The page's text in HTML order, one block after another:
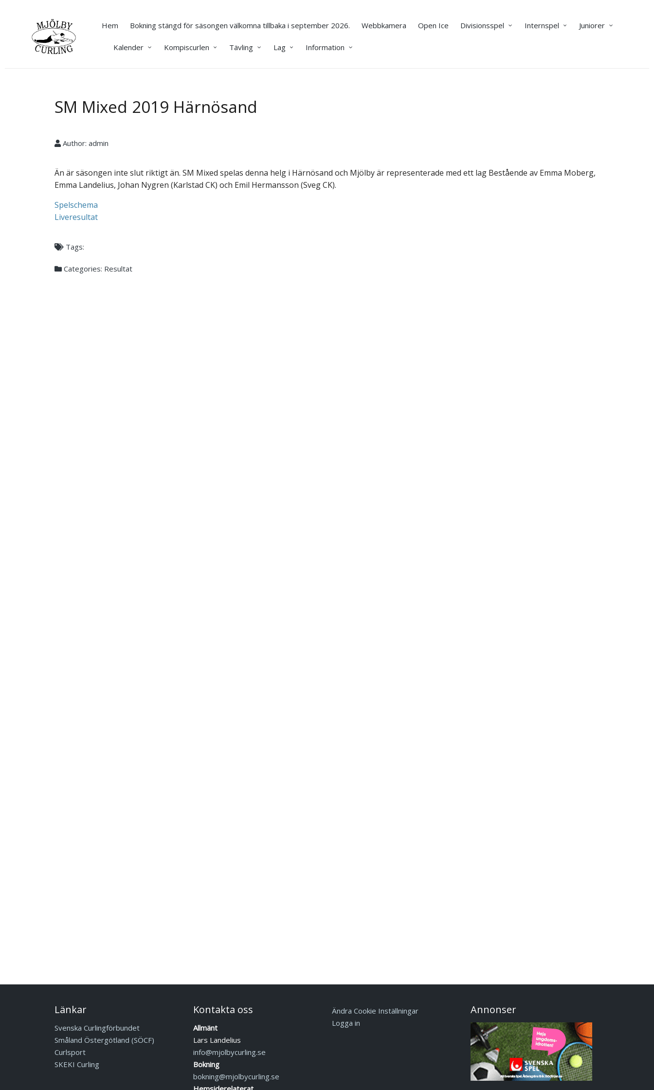
Hem Bokning stängd för säsongen välkomna tillbaka i september 2026. Webbkamera Open Ice Divisionsspel Internspel Juniorer
Kalender Kompiscurlen Tävling Lag Information
SM Mixed 2019 Härnösand
Author: admin
Än är säsongen inte slut riktigt än. SM Mixed spelas denna helg i Härnösand och Mjölby är representerade med ett lag Bestående av Emma Moberg,
Emma Landelius, Johan Nygren (Karlstad CK) och Emil Hermansson (Sveg CK).
Spelschema
Liveresultat
Tags:
Categories: Resultat
Länkar
Svenska Curlingförbundet
Småland Östergötland (SÖCF)
Curlsport
SKEKI Curling
Kontakta oss
Allmänt
Lars Landelius
info@mjolbycurling.se
Bokning
bokning@mjolbycurling.se
Ändra Cookie Inställningar
Logga in
Annonser